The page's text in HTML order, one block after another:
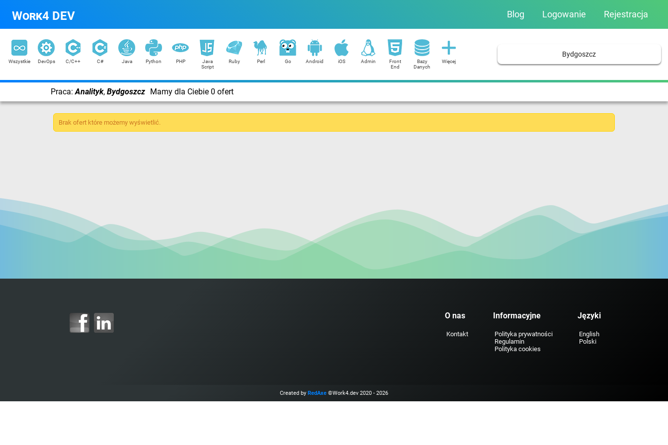
Work4 DEV Blog Logowanie Rejestracja
Wszystkie DevOps C/C++ C# Java Python PHP
Java
Script
Ruby Perl Go Android iOS Admin
Front
End
Bazy
Danych
Więcej
Bydgoszcz
Praca:Analityk, Bydgoszcz Mamy dla Ciebie 0 ofert
Brak ofert które możemy wyświetlić.
O nas
Kontakt
Informacyjne
Polityka prywatności
Regulamin
Polityka cookies
Języki
English
Polski
Created by RedAxe ©Work4.dev 2020 - 2026